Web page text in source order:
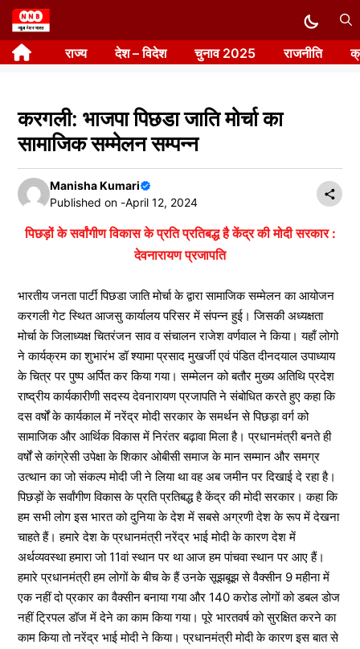
Skip
to
content राज्य देश – विदेश चुनाव 2025 राजनीति
करगली: भाजपा पिछडा जाति मोर्चा का
सामाजिक सम्मेलन सम्पन्न
Manisha Kumari
Published on -April 12, 2024
पिछड़ों के सर्वांगीण विकास के प्रति प्रतिबद्ध है केंद्र की मोदी सरकार :
देवनारायण प्रजापति
भारतीय जनता पार्टी पिछडा जाति मोर्चा के द्वारा सामाजिक सम्मेलन का आयोजन
करगली गेट स्थित आजसु कार्यालय परिसर में संपन्न हुई। जिसकी अध्यक्षता
मोर्चा के जिलाध्यक्ष चितरंजन साव व संचालन राजेश वर्णवाल ने किया। यहाँ लोगो
ने कार्यक्रम का शुभारंभ डॉ श्यामा प्रसाद मुखर्जी एवं पंडित दीनदयाल उपाध्याय
के चित्र पर पुष्प अर्पित कर किया गया। सम्मेलन को बतौर मुख्य अतिथि प्रदेश
राष्द्रीय कार्यकारीणी सदस्य देवनारायण प्रजापति ने संबोधित करते हुए कहा कि
दस वर्षों के कार्यकाल में नरेंद्र मोदी सरकार के समर्थन से पिछड़ा वर्ग को
सामाजिक और आर्थिक विकास में निरंतर बढ़ावा मिला है। प्रधानमंत्री बनते ही
वर्षों से कांग्रेसी उपेक्षा के शिकार ओबीसी समाज के मान सम्मान और समग्र
उत्थान का जो संकल्प मोदी जी ने लिया था वह अब जमीन पर दिखाई दे रहा है।
पिछड़ों के सर्वांगीण विकास के प्रति प्रतिबद्ध है केंद्र की मोदी सरकार। कहा कि
हम सभी लोग इस भारत को दुनिया के देश में सबसे अग्रणी देश के रूप में देखना
चाहते हैं। हमारे देश के प्रधानमंत्री नरेंद्र भाई मोदी के कारण देश में
अर्थव्यवस्था हमारा जो 11वां स्थान पर था आज हम पांचवा स्थान पर आए हैं।
हमारे प्रधानमंत्री हम लोगों के बीच के हैं उनके सूझबूझ से वैक्सीन 9 महीना में
एक नहीं दो प्रकार का वैक्सीन बनाया गया और 140 करोड लोगों को डबल डोज
नहीं ट्रिपल डॉज में देने का काम किया गया। पूरे भारतवर्ष को सुरक्षित करने का
काम किया तो नरेंद्र भाई मोदी ने किया। प्रधानमंत्री मोदी के कारण इस बात से